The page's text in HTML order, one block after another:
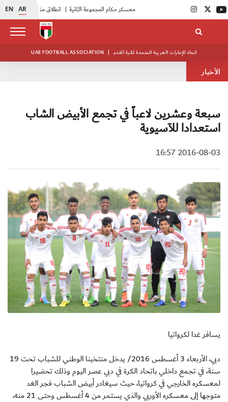
EN AR انطلاق منافسات بطولة النخبة لحرس الرئاسة |
UAE FOOTBALL ASSOCIATION | اتحاد الإمارات العربية المتحدة لكرة القدم
الأخبار
سبعة وعشرين لاعباً في تجمع الأبيض الشاب
استعدادا للآسيوية
2016-08-03 16:57
يسافر غدا لكرواتيا
دبي، الأربعاء 3 أغسطس 2016/ يدخل منتخبنا الوطني للشباب تحت 19
سنة، في تجمع داخلي باتحاد الكرة في دبي عصر اليوم وذلك تحضيرا
لمعسكره الخارجي في كرواتيا، حيث سيغادر أبيض الشباب فجر الغد
متوجها إلى معسكره الأوربي والذي يستمر من 4 أغسطس وحتى 21 منه،